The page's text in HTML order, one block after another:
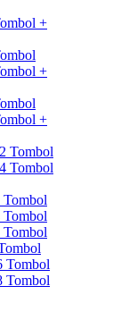
+
+
+
Tombol
Tombol
Tombol
Tombol
Tombol
Tombol
Tombol